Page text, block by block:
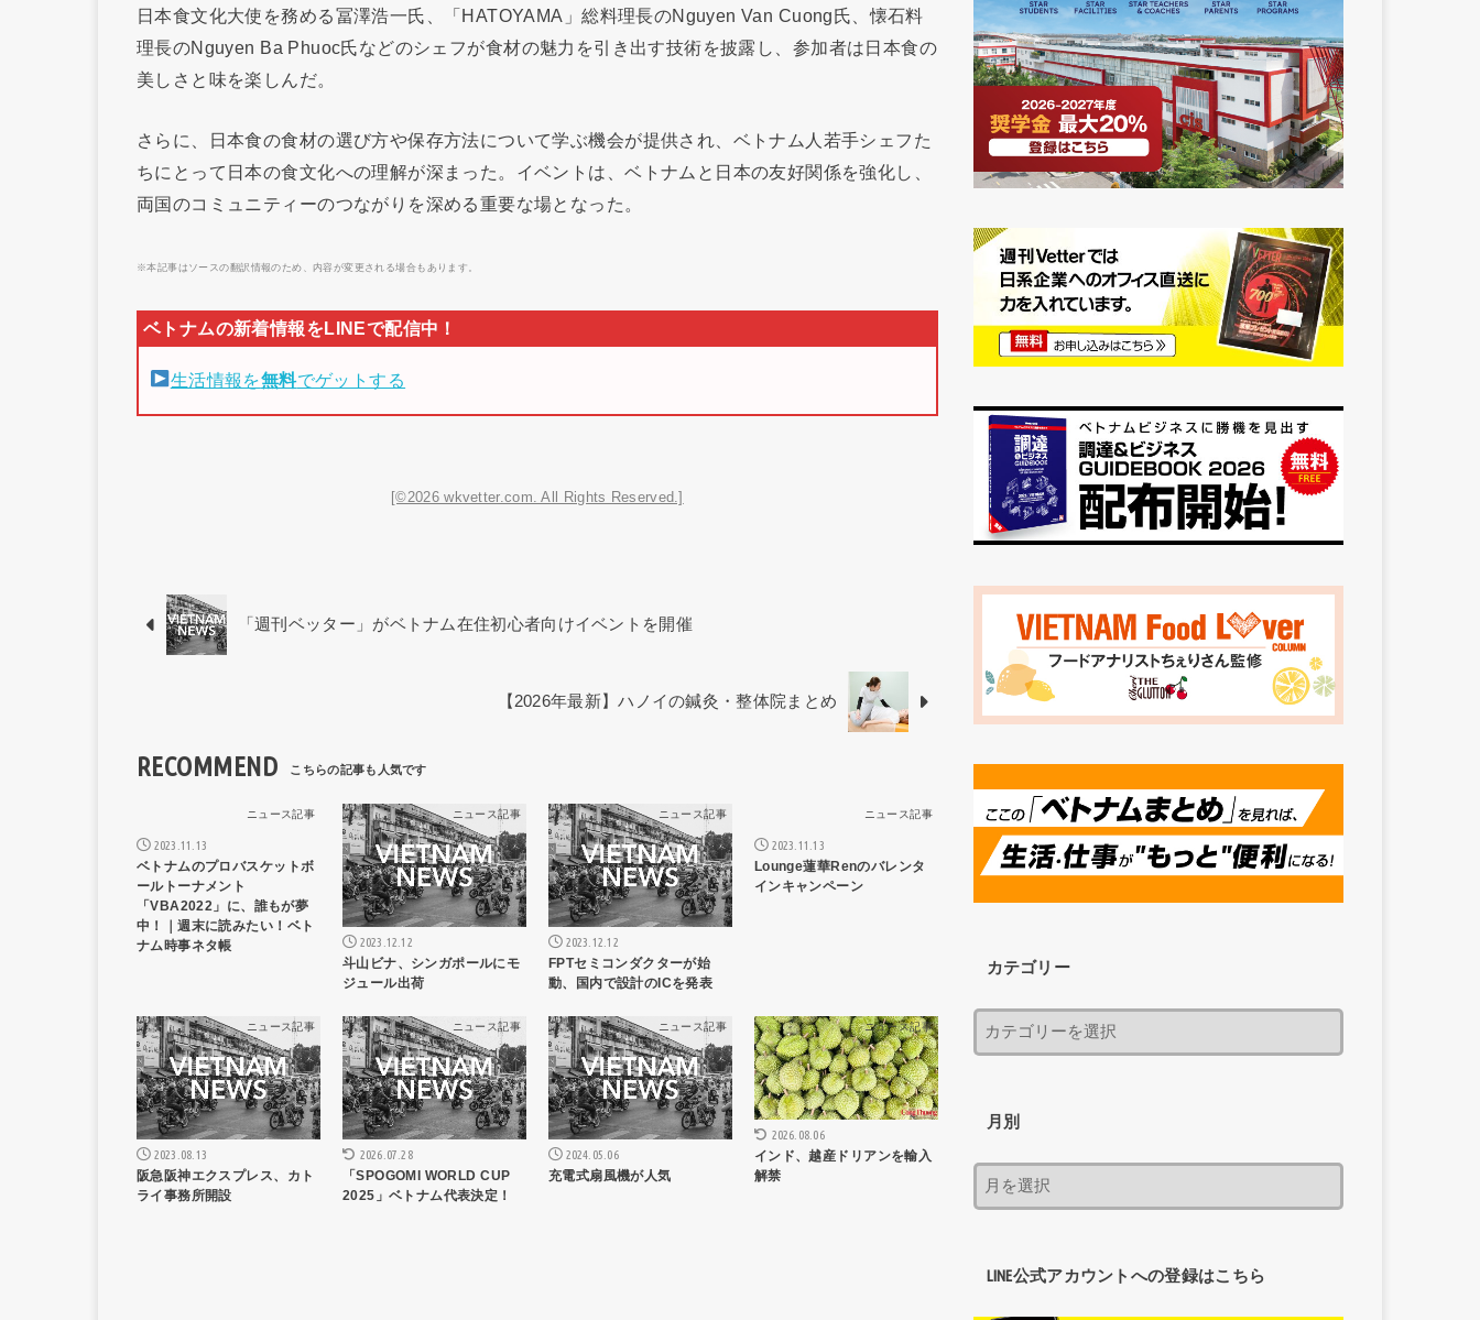
日本食文化大使を務める冨澤浩一氏、「HATOYAMA」総料理長のNguyen Van Cuong氏、懐石料
理長のNguyen Ba Phuoc氏などのシェフが食材の魅力を引き出す技術を披露し、参加者は日本食の
美しさと味を楽しんだ。
さらに、日本食の食材の選び方や保存方法について学ぶ機会が提供され、ベトナム人若手シェフた
ちにとって日本の食文化への理解が深まった。イベントは、ベトナムと日本の友好関係を強化し、
両国のコミュニティーのつながりを深める重要な場となった。
※本記事はソースの翻訳情報のため、内容が変更される場合もあります。
生活情報を無料でゲットする
[©2026 wkvetter.com. All Rights Reserved.]
「週刊ベッター」がベトナム在住初心者向けイベントを開催
【2026年最新】ハノイの鍼灸・整体院まとめ
RECOMMEND
ニュース記事
2023.11.13
ベトナムのプロバスケットボ
ールトーナメント
「VBA2022」に、誰もが夢
中！｜週末に読みたい！ベト
ナム時事ネタ帳
ニュース記事
2023.12.12
斗山ビナ、シンガポールにモ
ジュール出荷
ニュース記事
2023.12.12
FPTセミコンダクターが始
動、国内で設計のICを発表
ニュース記事
2023.11.13
Lounge蓮華Renのバレンタ
インキャンペーン
ニュース記事
2023.08.13
阪急阪神エクスプレス、カト
ライ事務所開設
ニュース記事
2026.07.28
「SPOGOMI WORLD CUP
2025」ベトナム代表決定！
ニュース記事
2024.05.06
充電式扇風機が人気
ニュース記事
2026.08.06
インド、越産ドリアンを輸入
解禁
カテゴリー
月別
LINE公式アカウントへの登録はこちら